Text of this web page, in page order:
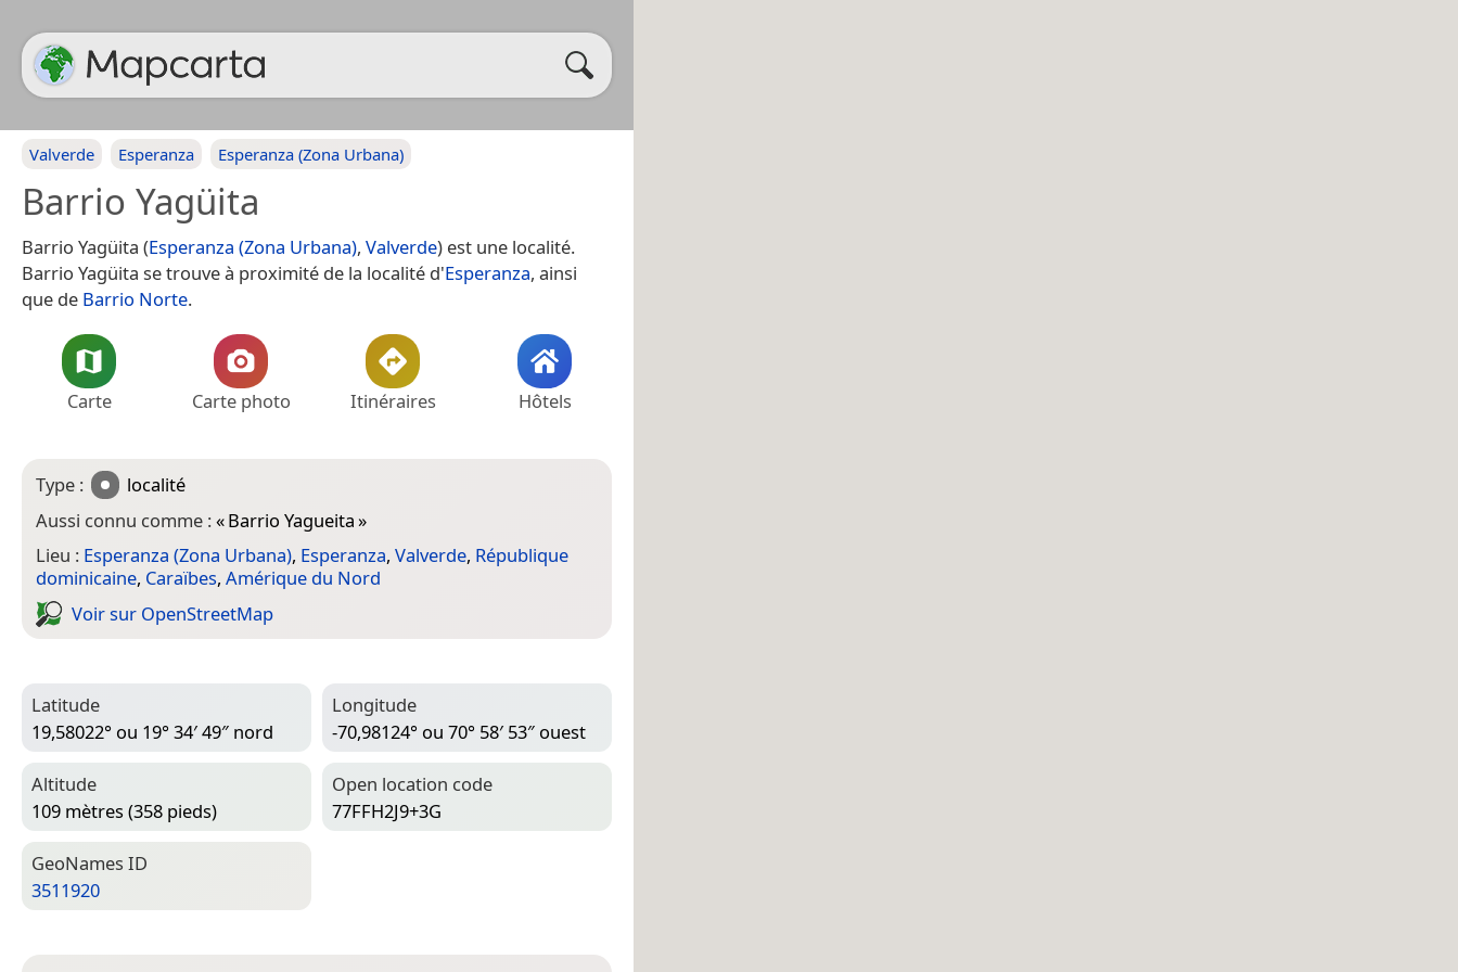
Valverde Esperanza Esperanza (Zona Urbana)
Barrio Yagüita
Barrio Yagüita (Esperanza (Zona Urbana), Valverde) est une localité.
Barrio Yagüita se trouve à proximité de la localité d'Esperanza, ainsi
que de Barrio Norte.
Carte Carte photo Itinéraires Hôtels
Type :
localité
Aussi connu comme :«Barrio Yagueita»
Lieu : Esperanza (Zona Urbana), Esperanza, Valverde, République
dominicaine, Caraïbes, Amérique du Nord
Voir sur Open­Street­Map
Latitude
19,58022° ou 19° 34′ 49″ nord
Longitude
-70,98124° ou 70° 58′ 53″ ouest
Altitude
109 mètres (358 pieds)
Open location code
77FFH2J9+3G
Geo­Names ID
3511920